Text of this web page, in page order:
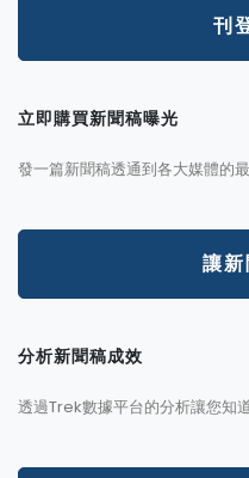
刊
立即購買新聞稿曝光
發一篇新聞稿透通到各大媒體的
讓
分析新聞稿成效
透過Trek數據平台的分析讓您知